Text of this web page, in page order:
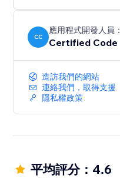
CC
應用程式開發人員：
Certified Code
造訪我們的網站
連絡我們，取得支援
隱私權政策
平均評分：4.6